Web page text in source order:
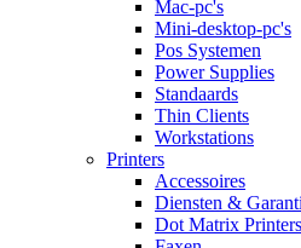
Mac-pc's
Mini-desktop-pc's
Pos Systemen
Power Supplies
Standaards
Thin Clients
Workstations
Printers
Accessoires
Diensten &
Dot Matrix Printers